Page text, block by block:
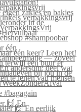
één
🙌 En